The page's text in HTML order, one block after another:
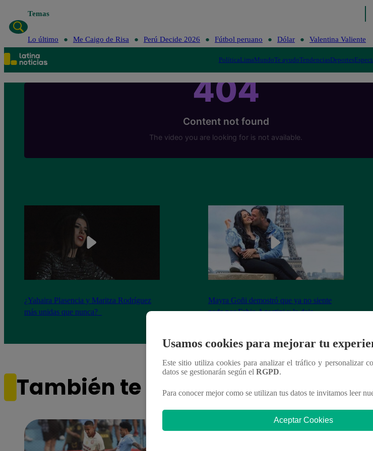
Temas
Lo último Me Caigo de Risa Perú Decide 2026 Fútbol peruano Dólar Valentina Valiente
PolíticaLimaMundoTe ayudoTendenciasDeportes
¿Yahaira Plasencia y Maritza Rodríguez
más unidas que nunca?
Mayra Goñi demostró que ya no siente
nada por Fabio Agostini y le deja
También te puede interesar
Usamos cookies para mejorar tu
Este sitio utiliza cookies para analizar el tráfico y personalizar
datos se gestionarán según el RGPD.
Para conocer mejor como se utilizan tus datos te invitamos leer
Aceptar Cookies